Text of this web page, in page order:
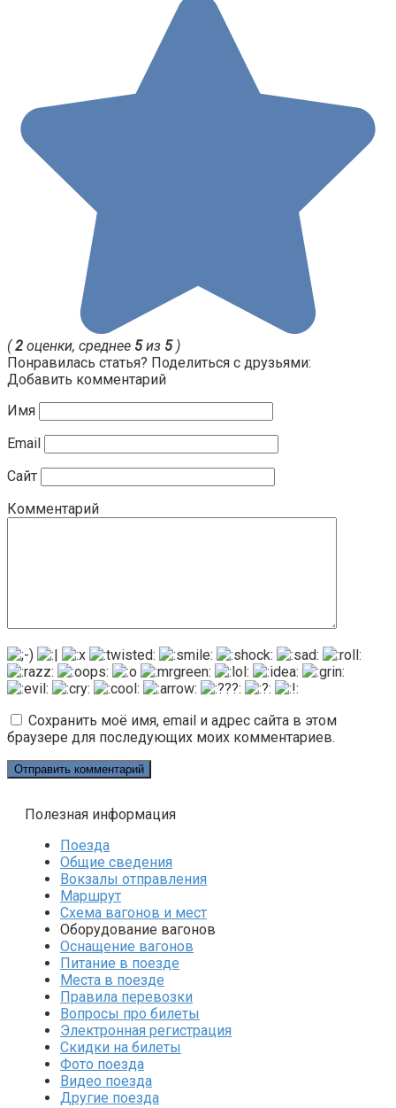
(2 оценки, среднее 5из 5)
Понравилась статья? Поделиться с друзьями:
Добавить комментарий
Имя
Email
Сайт
Комментарий
Сохранить моё имя, email и адрес сайта в этом
браузере для последующих моих комментариев.
Полезная информация
Поезда
Общие сведения
Вокзалы отправления
Маршрут
Схема вагонов и мест
Оборудование вагонов
Оснащение вагонов
Питание в поезде
Места в поезде
Правила перевозки
Вопросы про билеты
Электронная регистрация
Скидки на билеты
Фото поезда
Видео поезда
Другие поезда